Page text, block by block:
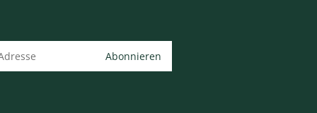
Abonnieren